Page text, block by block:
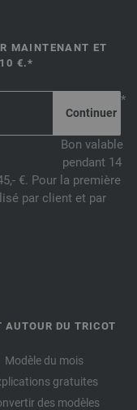
MAINTENANT ET
€.*
*
Bon valable
pendant 14
€. Pour la première
par client et par
AUTOUR DU TRICOT
Modèle du mois
gratuites
des modèles